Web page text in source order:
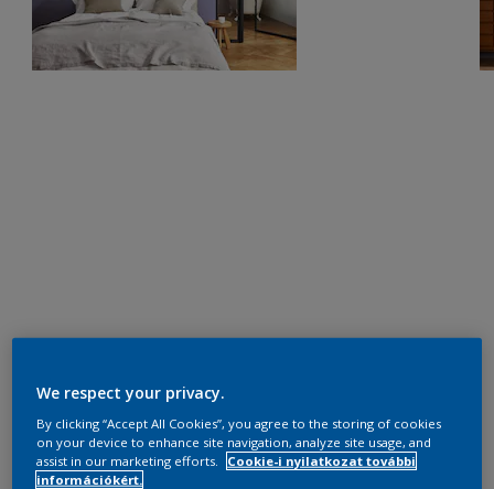
We respect your privacy.
By clicking “Accept All Cookies”, you agree to the storing of cookies
on your device to enhance site navigation, analyze site usage, and
assist in our marketing efforts.
Cookie-i nyilatkozat további
információkért.